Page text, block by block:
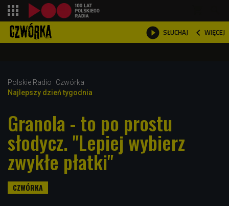
 SŁUCHAJ  WIĘCEJ

Polskie Radio
Czwórka
Najlepszy dzień tygodnia
Granola - to po prostu
słodycz. "Lepiej wybierz
zwykłe płatki"